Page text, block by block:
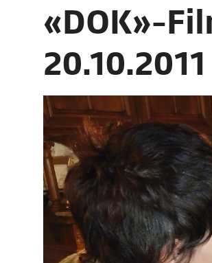
«DOK»-
20.10.2011